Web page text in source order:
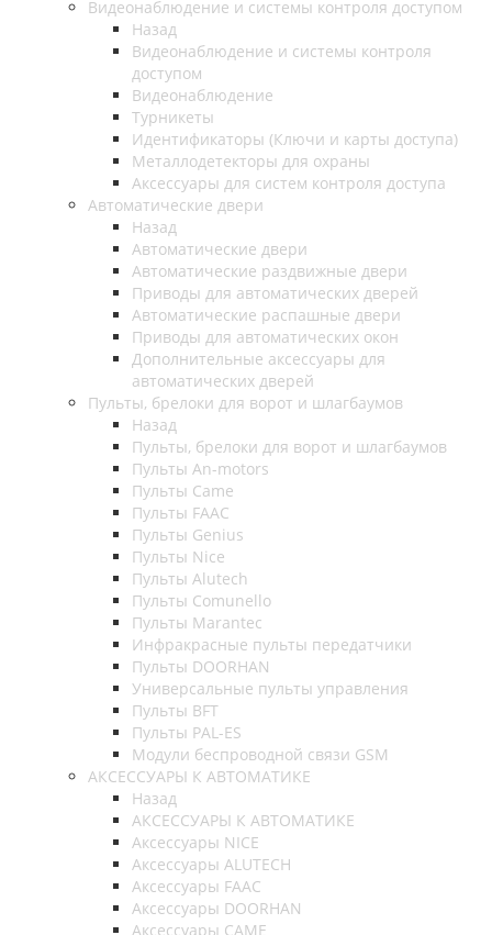
Видеонаблюдение и системы контроля доступом
Назад
Видеонаблюдение и системы контроля
доступом
Видеонаблюдение
Турникеты
Идентификаторы (Ключи и карты доступа)
Металлодетекторы для охраны
Аксессуары для систем контроля доступа
Автоматические двери
Назад
Автоматические двери
Автоматические раздвижные двери
Приводы для автоматических дверей
Автоматические распашные двери
Приводы для автоматических окон
Дополнительные аксессуары для
автоматических дверей
Пульты, брелоки для ворот и шлагбаумов
Назад
Пульты, брелоки для ворот и шлагбаумов
Пульты An-motors
Пульты Came
Пульты FAAC
Пульты Genius
Пульты Nice
Пульты Alutech
Пульты Сomunello
Пульты Marantec
Инфракрасные пульты передатчики
Пульты DOORHAN
Универсальные пульты управления
Пульты BFT
Пульты PAL-ES
Модули беспроводной связи GSM
АКСЕССУАРЫ К АВТОМАТИКЕ
Назад
АКСЕССУАРЫ К АВТОМАТИКЕ
Аксессуары NICE
Аксессуары ALUTECH
Аксессуары FAAC
Аксессуары DOORHAN
Аксессуары CAME